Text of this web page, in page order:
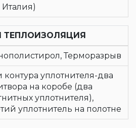
Италия)
Терморазрыв
контура уплотнителя-два
на коробе (два
уплотнителя),
уплотнитель на полотне